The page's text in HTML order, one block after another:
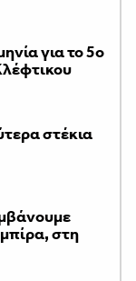
για το 5ο
στέκια
στη